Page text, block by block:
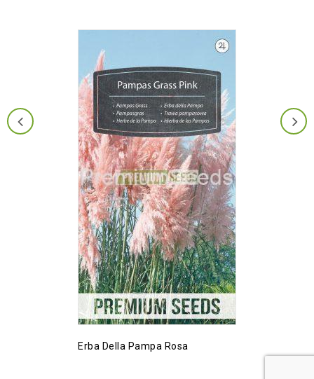
Erba Della Pampa Rosa